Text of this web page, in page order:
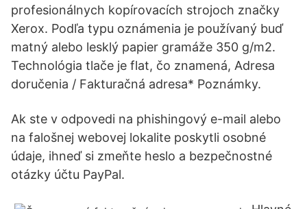
profesionálnych kopírovacích strojoch značky
Xerox. Podľa typu oznámenia je používaný buď
matný alebo lesklý papier gramáže 350 g/m2.
Technológia tlače je flat, čo znamená, Adresa
doručenia / Fakturačná adresa* Poznámky.
Ak ste v odpovedi na phishingový e-mail alebo
na falošnej webovej lokalite poskytli osobné
údaje, ihneď si zmeňte heslo a bezpečnostné
otázky účtu PayPal.